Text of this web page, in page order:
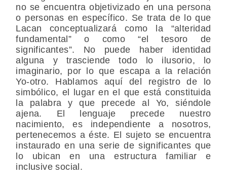
no se encuentra objetivizado en una persona
o personas en específico. Se trata de lo que
Lacan conceptualizará como la “alteridad
fundamental” o como “el tesoro de
significantes”. No puede haber identidad
alguna y trasciende todo lo ilusorio, lo
imaginario, por lo que escapa a la relación
Yo-otro. Hablamos aquí del registro de lo
simbólico, el lugar en el que está constituida
la palabra y que precede al Yo, siéndole
ajena. El lenguaje precede nuestro
nacimiento, es independiente a nosotros,
pertenecemos a éste. El sujeto se encuentra
instaurado en una serie de significantes que
lo ubican en una estructura familiar e
inclusive social.